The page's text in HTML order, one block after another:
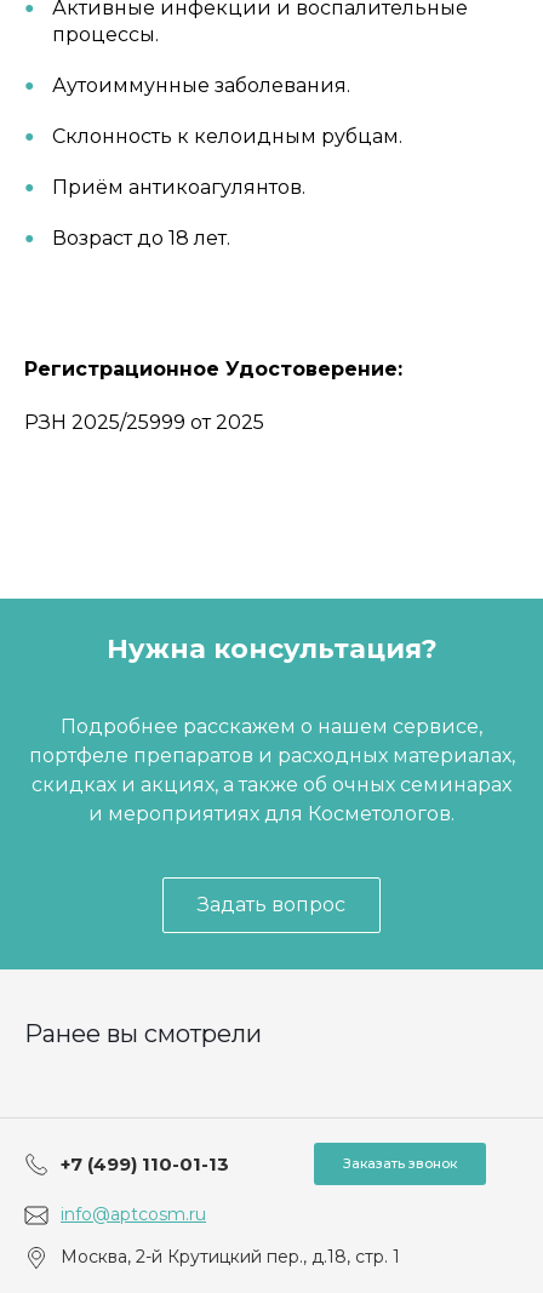
Активные инфекции и воспалительные
процессы.
Аутоиммунные заболевания.
Склонность к келоидным рубцам.
Приём антикоагулянтов.
Возраст до 18 лет.
Регистрационное Удостоверение:
РЗН 2025/25999 от 2025
Нужна консультация?
Подробнее расскажем о нашем сервисе,
портфеле препаратов и расходных материалах,
скидках и акциях, а также об очных семинарах
и мероприятиях для Косметологов.
Задать вопрос
Ранее вы смотрели
+7 (499) 110-01-13 Заказать звонок
info@aptcosm.ru
Москва, 2-й Крутицкий пер., д.18, стр. 1